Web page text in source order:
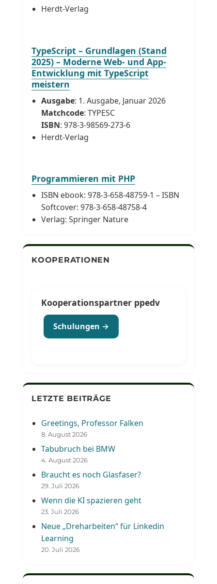
Herdt-Verlag
TypeScript – Grundlagen (Stand
2025) – Moderne Web- und App-
Entwicklung mit TypeScript
meistern
Ausgabe: 1. Ausgabe, Januar 2026
Matchcode: TYPESC
ISBN: 978-3-98569-273-6
Herdt-Verlag
Programmieren mit PHP
ISBN ebook: 978-3-658-48759-1 – ISBN
Softcover: 978-3-658-48758-4
Verlag: Springer Nature
KOOPERATIONEN
Kooperationspartner ppedv
Schulungen →
LETZTE BEITRÄGE
Greetings, Professor Falken
8. August 2026
Tabubruch bei BMW
4. August 2026
Braucht es noch Glasfaser?
29. Juli 2026
Wenn die KI spazieren geht
23. Juli 2026
Neue „Dreharbeiten“ für Linkedin
Learning
20. Juli 2026